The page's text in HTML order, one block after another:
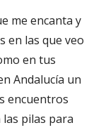
me encanta y
en las que veo
en tus
Andalucía un
encuentros
pilas para